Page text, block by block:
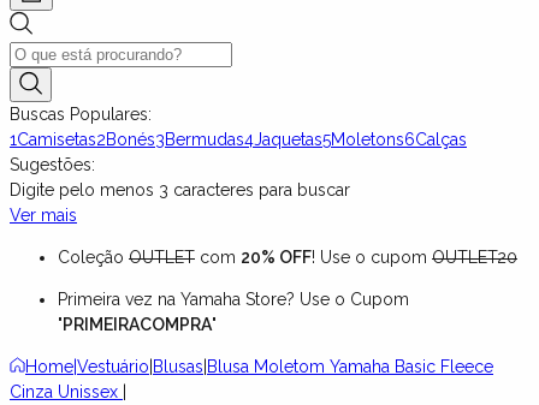
Buscas Populares:
1Camisetas2Bonés3Bermudas4Jaquetas5Moletons6Calças
Sugestões:
Digite pelo menos 3 caracteres para buscar
Ver mais
Coleção OUTLET com 20% OFF! Use o cupom OUTLET20
Primeira vez na Yamaha Store? Use o Cupom
"PRIMEIRACOMPRA"
HomeVestuário Blusas Blusa Moletom Yamaha Basic Fleece
Cinza Unissex